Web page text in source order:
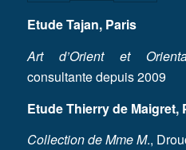
Etude Tajan, Paris
Art d’Orient et
consultante depuis 2009
Etude Thierry de Maigret,
Collection de Mme M.,